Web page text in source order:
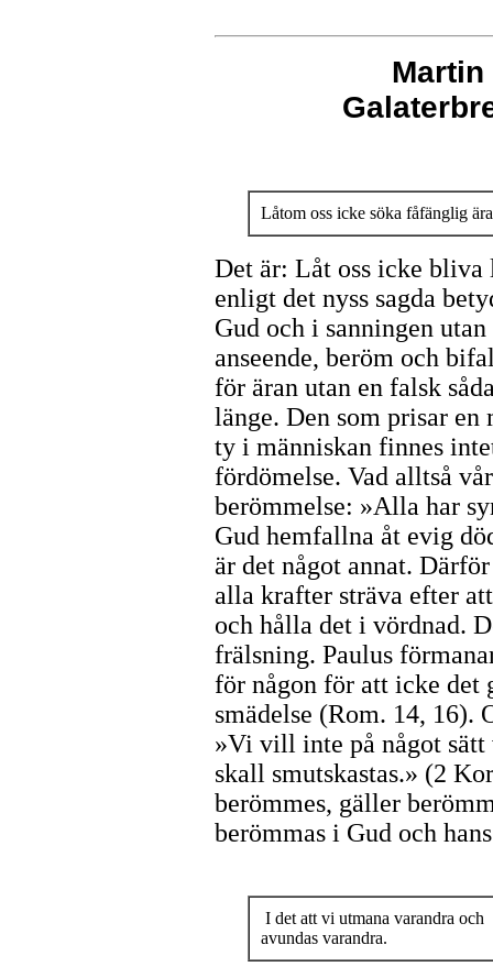
Låtom oss icke söka fåfänglig
Det är: Låt oss icke
enligt det nyss sagda
Gud och i sanningen
anseende, beröm och
för äran utan en falsk
länge. Den som prisar en
ty i människan finnes
fördömelse. Vad alltså
berömmelse: »Alla har
Gud hemfallna åt evig
är det något annat.
alla krafter sträva efter
och hålla det i vördnad.
frälsning. Paulus
för någon för att icke det
smädelse (Rom. 14, 16).
»Vi vill inte på något
skall smutskastas.» (2
berömmes, gäller
berömmas i Gud och
I det att vi utmana varandra och
avundas varandra.